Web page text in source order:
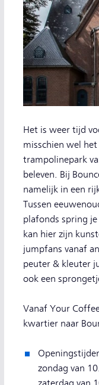
Het is weer tijd
misschien wel
trampolinepark
beleven. Bij
namelijk in een
Tussen
plafonds spring
kan hier zijn
jumpfans vanaf
peuter & kleuter
ook een
Vanaf Your
kwartier naar
zondag van